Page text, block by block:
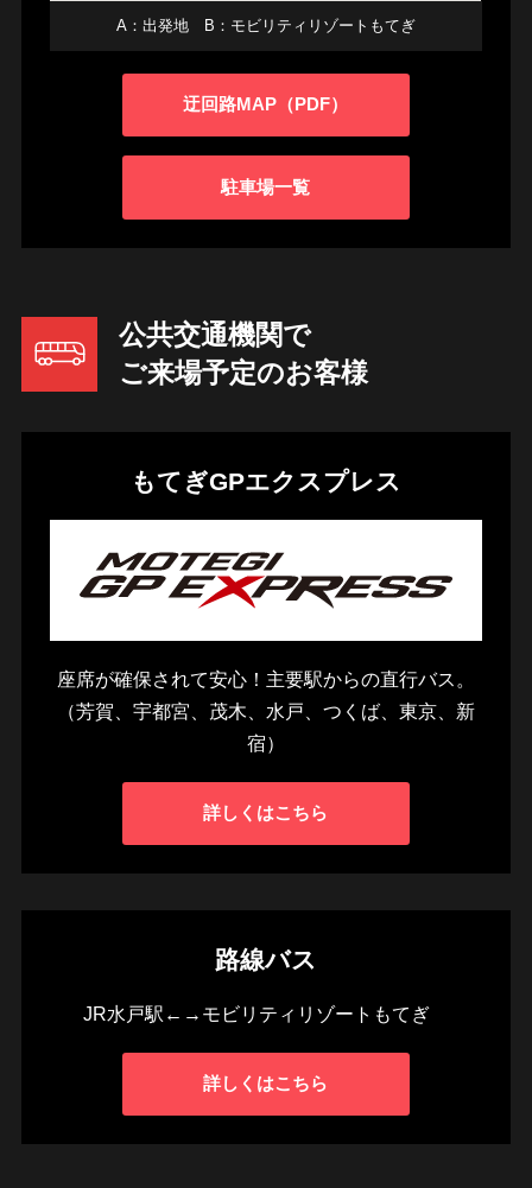
A：出発地 B：モビリティリゾートもてぎ
迂回路MAP（PDF）
駐車場一覧
公共交通機関で
ご来場予定のお客様
もてぎGPエクスプレス
座席が確保されて安心！主要駅からの直行バス。
（芳賀、宇都宮、茂木、水戸、つくば、東京、新
宿）
詳しくはこちら
路線バス
JR水戸駅←→モビリティリゾートもてぎ
詳しくはこちら